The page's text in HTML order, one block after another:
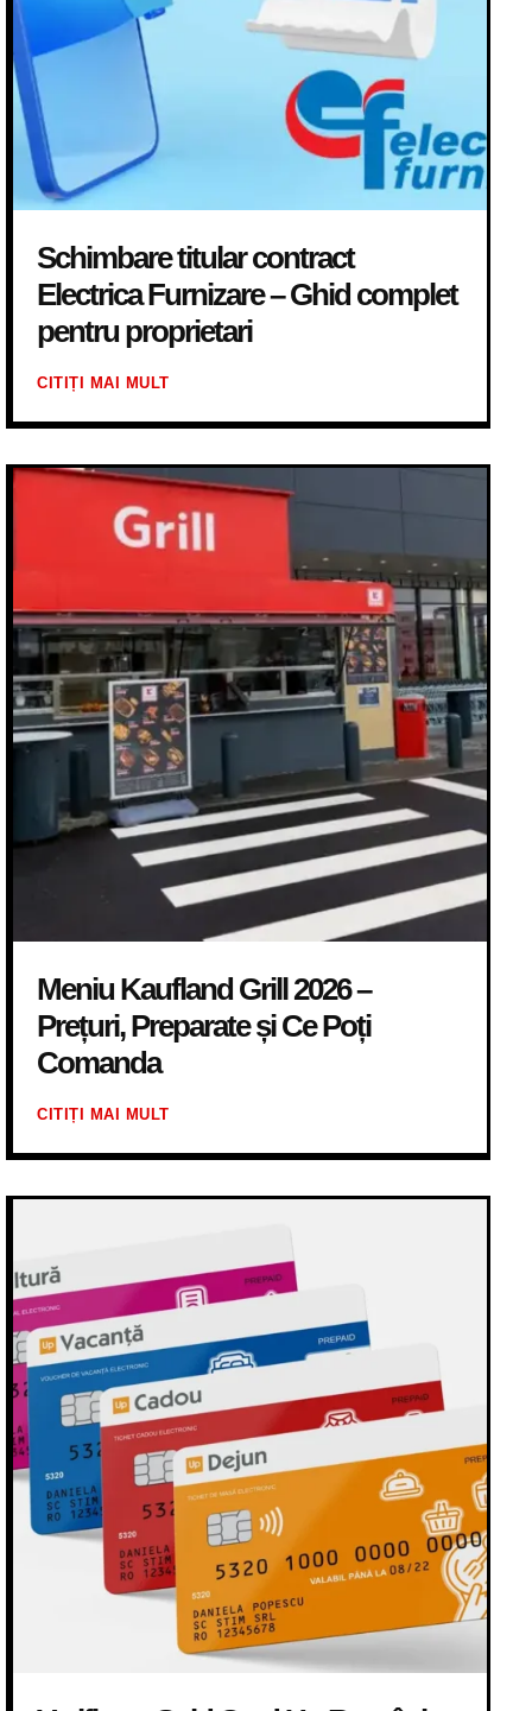
Schimbare titular contract
Electrica Furnizare – Ghid complet
pentru proprietari
CITIȚI MAI MULT
Meniu Kaufland Grill 2026 –
Prețuri, Preparate și Ce Poți
Comanda
CITIȚI MAI MULT